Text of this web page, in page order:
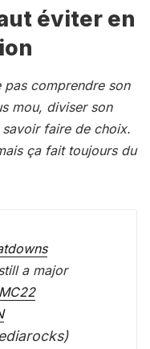
éviter en
pas comprendre son
mou, diviser son
faire de choix.
ça fait toujours du
⁩
a major